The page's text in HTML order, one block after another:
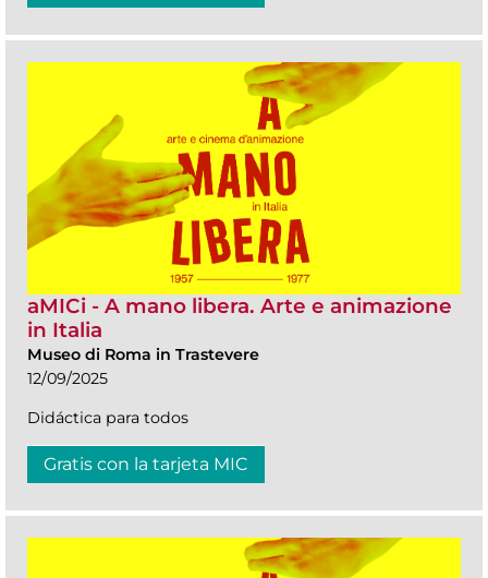
aMICi - A mano libera. Arte e animazione
in Italia
Museo di Roma in Trastevere
12/09/2025
Didáctica para todos
Gratis con la tarjeta MIC